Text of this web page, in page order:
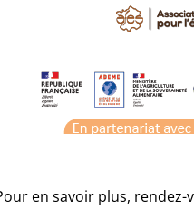
en savoir plus, rendez-